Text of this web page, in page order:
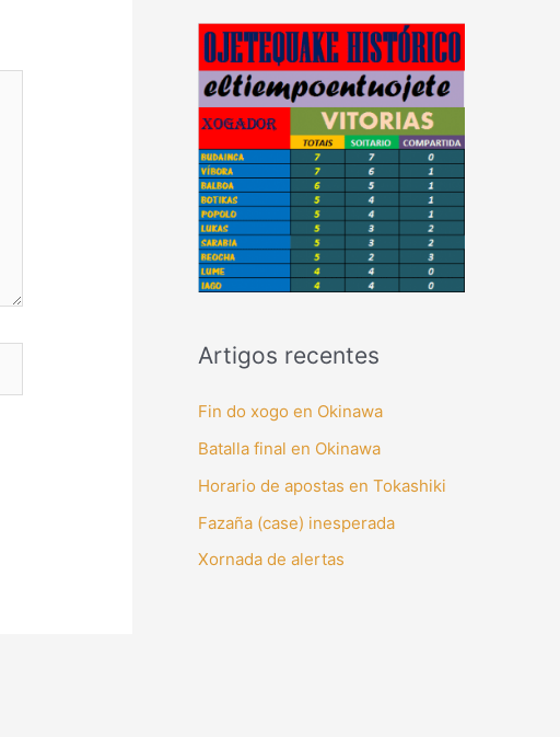
Artigos recentes
Fin do xogo en Okinawa
Batalla final en Okinawa
Horario de apostas en Tokashiki
Fazaña (case) inesperada
Xornada de alertas